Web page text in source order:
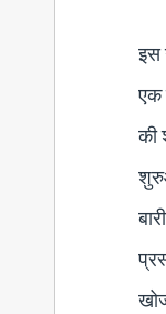
इस
एक
की